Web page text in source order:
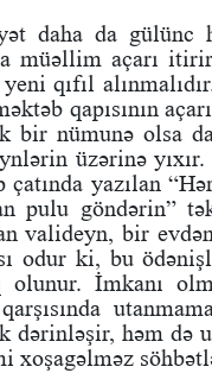
daha da gülünc
müəllim açarı
qıfıl
qapısının
bir nümunə olsa
üzərinə
yazılan
pulu
valideyn, bir
odur ki, bu
olunur. İmkanı
dərinləşir, həm də